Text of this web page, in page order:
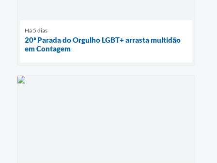
Há 5 dias
20ª Parada do Orgulho LGBT+ arrasta multidão
em Contagem